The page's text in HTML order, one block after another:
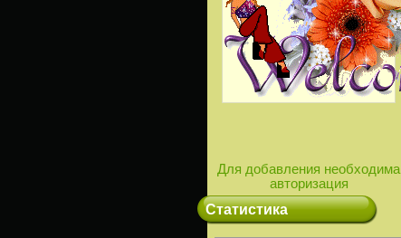
Для добавления необходима
авторизация
Статистика